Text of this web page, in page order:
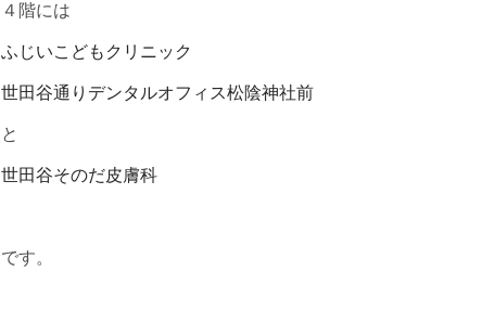
４階には
ふじいこどもクリニック
世田谷通りデンタルオフィス松陰神社前
と
世田谷そのだ皮膚科
です。